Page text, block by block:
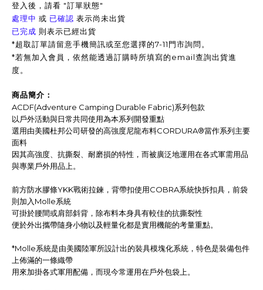
登入後，請看 "訂單狀態"
處理中 或 已確認 表示尚未出貨
已完成 則表示已經出貨
*超取訂單請留意手機簡訊或至您選擇的7-11門市詢問。
*若無加入會員，依然能透過訂購時所填寫的email查詢出貨進
度。
商品簡介：
ACDF(Adventure Camping Durable Fabric)系列包款
以戶外活動與日常共同使用為本系列開發重點
選用由美國杜邦公司研發的高強度尼龍布料CORDURA®當作系列主要
面料
因其高強度、抗撕裂、耐磨損的特性，而被廣泛地運用在各式軍需用品
與專業戶外用品上。
前方防水膠條YKK戰術拉鍊，背帶扣使用COBRA系統快拆扣具，前袋
則加入Molle系統
可掛於腰間或肩部斜背，除布料本身具有較佳的抗撕裂性
便於外出攜帶隨身小物以及輕量化都是實用機能的考量重點。
*Molle系統是由美國陸軍所設計出的裝具模塊化系統，特色是裝備包件
上佈滿的一條織帶
用來加掛各式軍用配備，而現今常運用在戶外包袋上。